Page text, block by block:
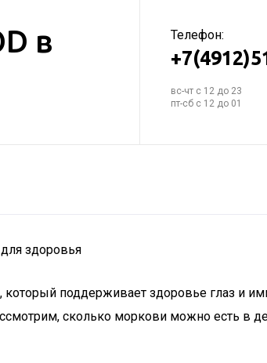
в
Телефон:
вс-чт с 12 до 23
пт-сб с 12 до 01
здоровья
поддерживает здоровье глаз и
сколько моркови можно есть в